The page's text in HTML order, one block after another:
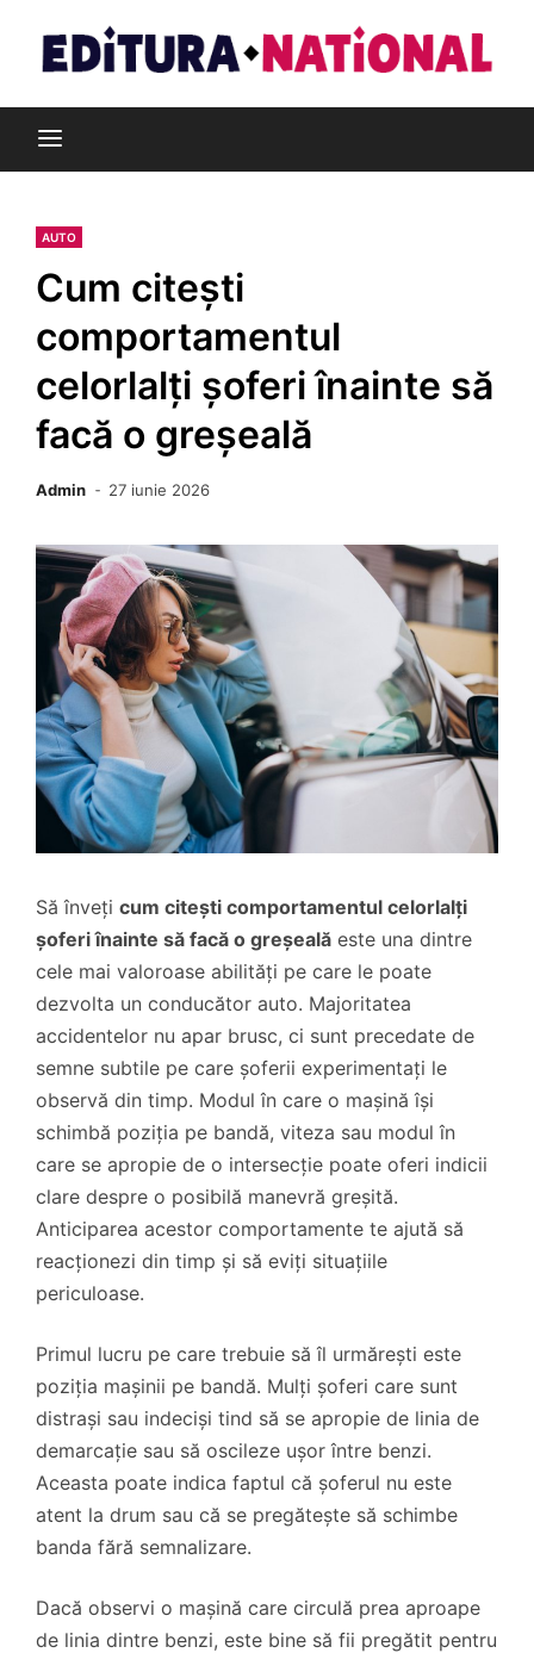
content
Editura Național
AUTO
Cum citești
comportamentul
celorlalți șoferi înainte să
facă o greșeală
Admin 27 iunie 2026
Să înveți cum citești comportamentul celorlalți
șoferi înainte să facă o greșeală este una dintre
cele mai valoroase abilități pe care le poate
dezvolta un conducător auto. Majoritatea
accidentelor nu apar brusc, ci sunt precedate de
semne subtile pe care șoferii experimentați le
observă din timp. Modul în care o mașină își
schimbă poziția pe bandă, viteza sau modul în
care se apropie de o intersecție poate oferi indicii
clare despre o posibilă manevră greșită.
Anticiparea acestor comportamente te ajută să
reacționezi din timp și să eviți situațiile
periculoase.
Primul lucru pe care trebuie să îl urmărești este
poziția mașinii pe bandă. Mulți șoferi care sunt
distrași sau indeciși tind să se apropie de linia de
demarcație sau să oscileze ușor între benzi.
Aceasta poate indica faptul că șoferul nu este
atent la drum sau că se pregătește să schimbe
banda fără semnalizare.
Dacă observi o mașină care circulă prea aproape
de linia dintre benzi, este bine să fii pregătit pentru